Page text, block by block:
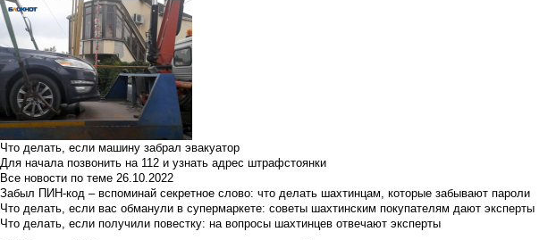
Что делать, если машину забрал эвакуатор
Для начала позвонить на 112 и узнать адрес штрафстоянки
Все новости по теме 26.10.2022
Забыл ПИН-код – вспоминай секретное слово: что делать шахтинцам, которые забывают пароли
Что делать, если вас обманули в супермаркете: советы шахтинским покупателям дают эксперты
Что делать, если получили повестку: на вопросы шахтинцев отвечают эксперты